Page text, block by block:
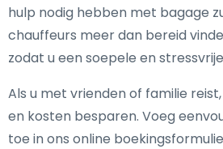
hulp nodig hebben met bagage
chauffeurs meer dan bereid
zodat u een soepele en
Als u met vrienden of familie
en kosten besparen. Voeg
toe in ons online